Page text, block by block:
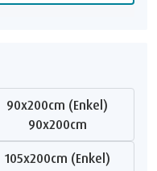
90x200cm (Enkel)
90x200cm
105x200cm (Enkel)